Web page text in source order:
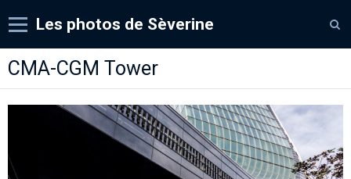
Les photos de Sèverine
Accueil
Contact
CMA-CGM Tower